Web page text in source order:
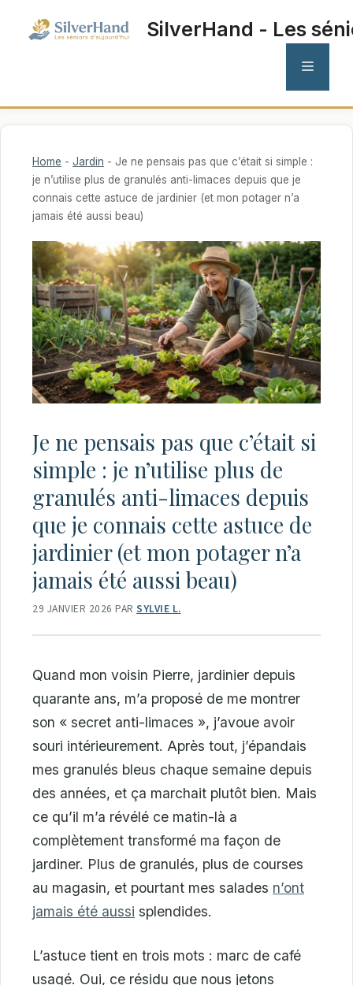
SilverHand - Les
MENU
Home - Jardin - Je ne pensais pas que c’était si simple :
je n’utilise plus de granulés anti-limaces depuis que je
connais cette astuce de jardinier (et mon potager n’a
jamais été aussi beau)
Je ne pensais pas que c’était si
simple : je n’utilise plus de
granulés anti-limaces depuis
que je connais cette astuce de
jardinier (et mon potager n’a
jamais été aussi beau)
29 JANVIER 2026 PAR SYLVIE L.
Quand mon voisin Pierre, jardinier depuis
quarante ans, m’a proposé de me montrer
son « secret anti-limaces », j’avoue avoir
souri intérieurement. Après tout, j’épandais
mes granulés bleus chaque semaine depuis
des années, et ça marchait plutôt bien. Mais
ce qu’il m’a révélé ce matin-là a
complètement transformé ma façon de
jardiner. Plus de granulés, plus de courses
au magasin, et pourtant mes salades n’ont
jamais été aussi splendides.
L’astuce tient en trois mots : marc de café
usagé. Oui, ce résidu que nous jetons